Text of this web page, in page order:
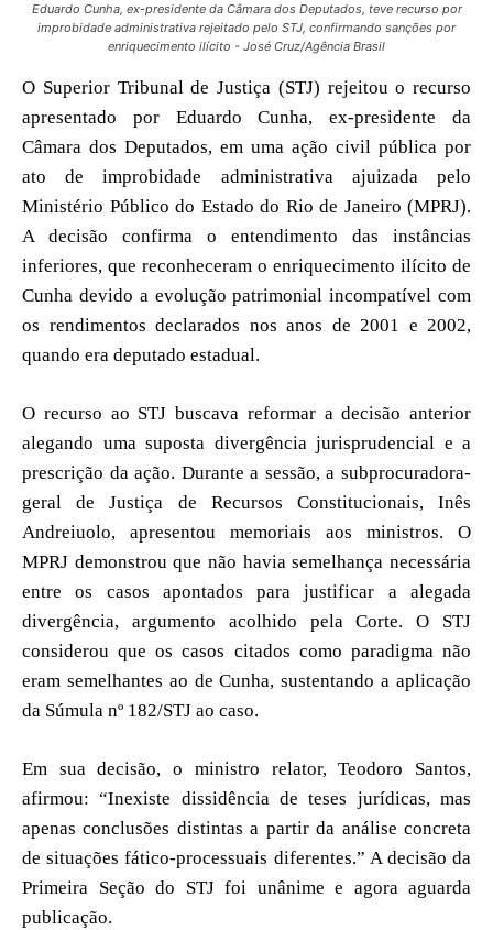
Eduardo Cunha, ex-presidente da Câmara dos Deputados, teve recurso por
improbidade administrativa rejeitado pelo STJ, confirmando sanções por
enriquecimento ilícito - José Cruz/Agência Brasil
O Superior Tribunal de Justiça (STJ) rejeitou o recurso
apresentado por Eduardo Cunha, ex-presidente da
Câmara dos Deputados, em uma ação civil pública por
ato de improbidade administrativa ajuizada pelo
Ministério Público do Estado do Rio de Janeiro (MPRJ).
A decisão confirma o entendimento das instâncias
inferiores, que reconheceram o enriquecimento ilícito de
Cunha devido a evolução patrimonial incompatível com
os rendimentos declarados nos anos de 2001 e 2002,
quando era deputado estadual.
O recurso ao STJ buscava reformar a decisão anterior
alegando uma suposta divergência jurisprudencial e a
prescrição da ação. Durante a sessão, a subprocuradora-
geral de Justiça de Recursos Constitucionais, Inês
Andreiuolo, apresentou memoriais aos ministros. O
MPRJ demonstrou que não havia semelhança necessária
entre os casos apontados para justificar a alegada
divergência, argumento acolhido pela Corte. O STJ
considerou que os casos citados como paradigma não
eram semelhantes ao de Cunha, sustentando a aplicação
da Súmula nº 182/STJ ao caso.
Em sua decisão, o ministro relator, Teodoro Santos,
afirmou: “Inexiste dissidência de teses jurídicas, mas
apenas conclusões distintas a partir da análise concreta
de situações fático-processuais diferentes.” A decisão da
Primeira Seção do STJ foi unânime e agora aguarda
publicação.